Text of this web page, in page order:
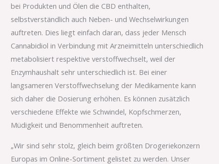
bei Produkten und Ölen die CBD enthalten,
selbstverständlich auch Neben- und Wechselwirkungen
auftreten. Dies liegt einfach daran, dass jeder Mensch
Cannabidiol in Verbindung mit Arzneimitteln unterschiedlich
metabolisiert respektive verstoffwechselt, weil der
Enzymhaushalt sehr unterschiedlich ist. Bei einer
langsameren Verstoffwechselung der Medikamente kann
sich daher die Dosierung erhöhen. Es können zusätzlich
verschiedene Effekte wie Schwindel, Kopfschmerzen,
Müdigkeit und Benommenheit auftreten.
„Wir sind sehr stolz, gleich beim größten Drogeriekonzern
Europas im Online-Sortiment gelistet zu werden. Unser